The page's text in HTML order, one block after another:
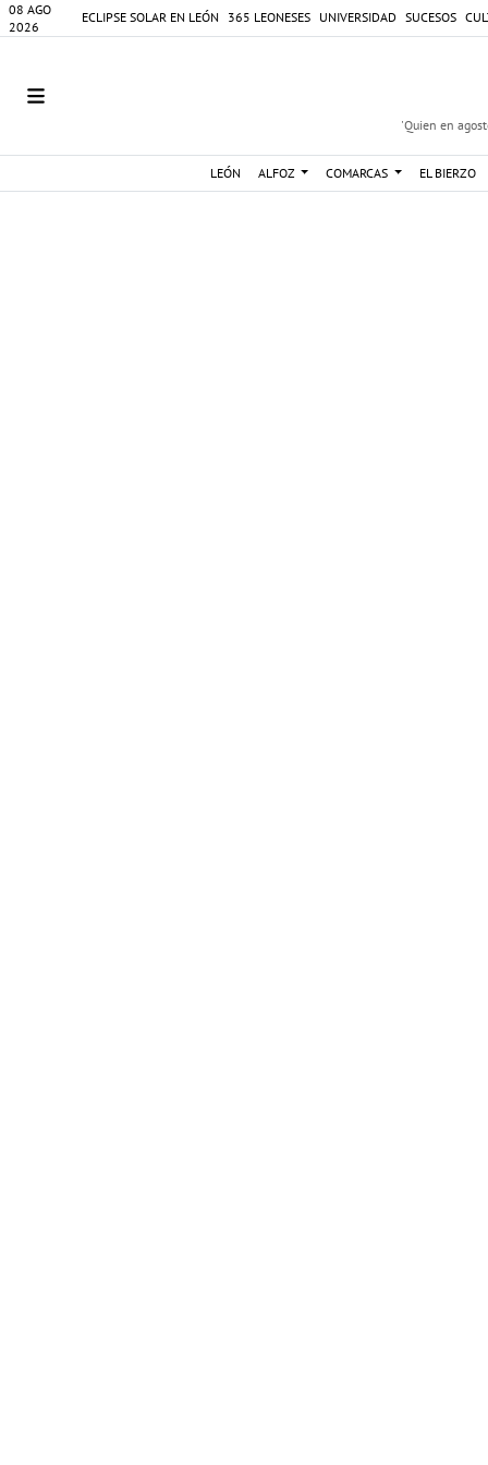
08 AGO
2026
ECLIPSE SOLAR EN LEÓN 365 LEONESES UNIVERSIDAD SUCESOS
'Quien en
LEÓN ALFOZ COMARCAS EL BIERZO